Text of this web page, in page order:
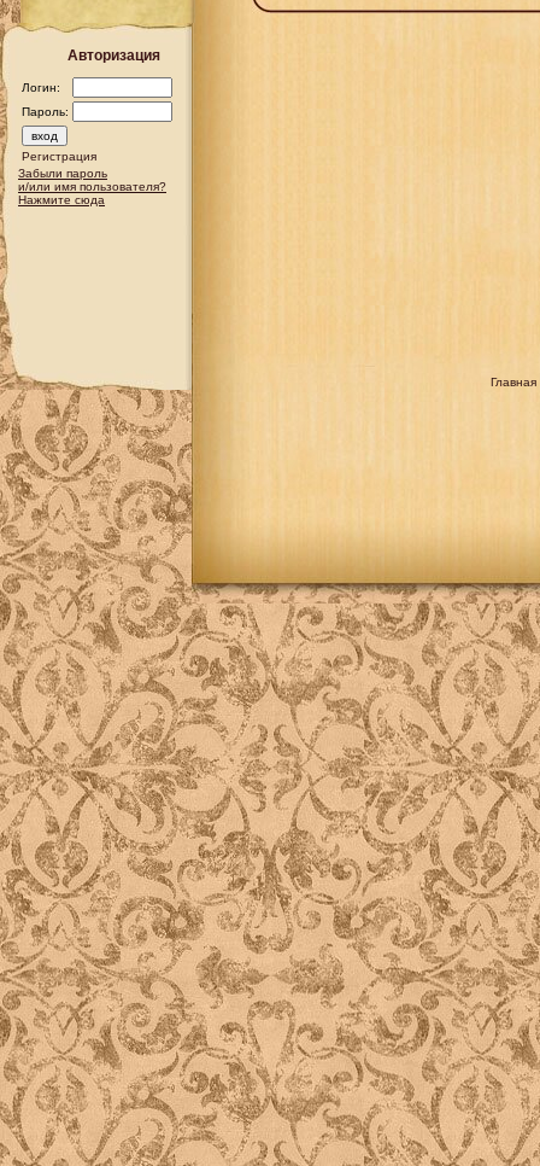
Авторизация
Логин:
Пароль:
Регистрация
Забыли пароль
и/или имя пользователя?
Нажмите сюда